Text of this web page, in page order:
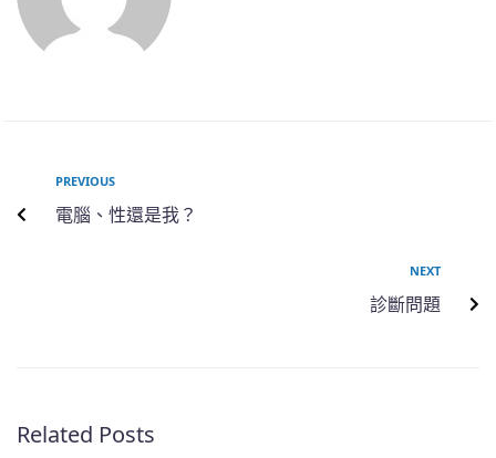
PREVIOUS
電腦、性還是我？
NEXT
診斷問題
Related Posts